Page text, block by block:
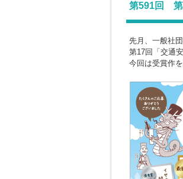
第591回 第
先月、一般社
第17回「交通
今回は受賞作